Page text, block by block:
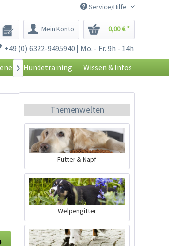
Service/Hilfe
Mein Konto 0,00 € *
+49 (0) 6322-9495940 | Mo. - Fr. 9h - 14h
Hundetraining Wissen & Infos

Themenwelten
Futter & Napf
Welpengitter